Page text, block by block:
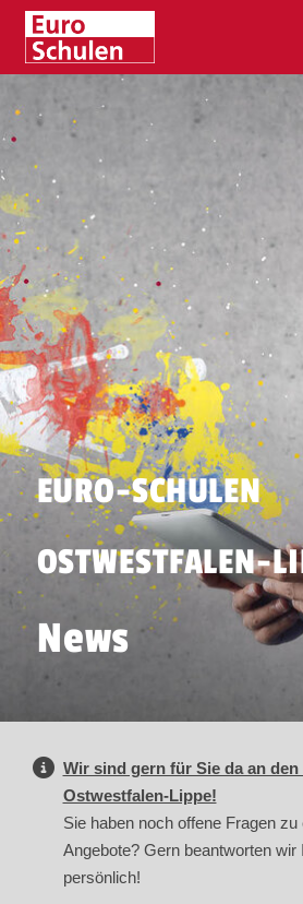
EURO-SCHULEN
OSTWESTFALEN-
News
Wir sind gern für Sie da an
Ostwestfalen-Lippe!
Sie haben noch offene Fragen
Angebote? Gern beantworten wir
persönlich!